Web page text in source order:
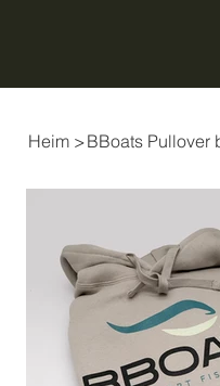
Heim >BBoats Pullover